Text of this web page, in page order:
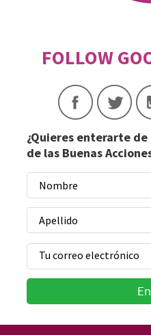
¿Quieres enterarte
de las Buenas